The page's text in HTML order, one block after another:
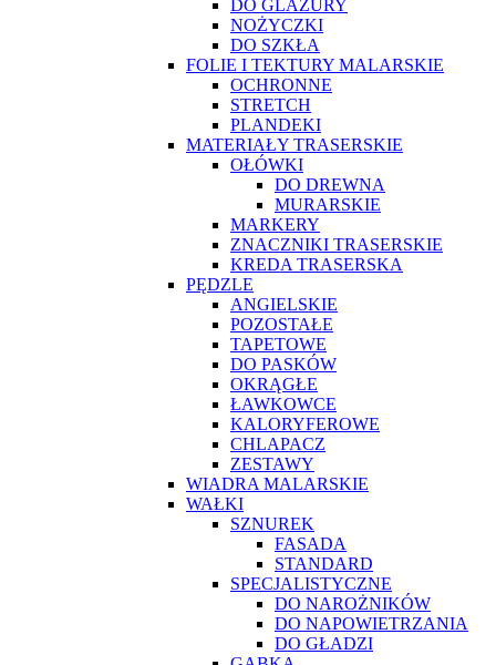
DO GLAZURY
NOŻYCZKI
DO SZKŁA
FOLIE I TEKTURY MALARSKIE
OCHRONNE
STRETCH
PLANDEKI
MATERIAŁY TRASERSKIE
OŁÓWKI
DO DREWNA
MURARSKIE
MARKERY
ZNACZNIKI TRASERSKIE
KREDA TRASERSKA
PĘDZLE
ANGIELSKIE
POZOSTAŁE
TAPETOWE
DO PASKÓW
OKRĄGŁE
ŁAWKOWCE
KALORYFEROWE
CHLAPACZ
ZESTAWY
WIADRA MALARSKIE
WAŁKI
SZNUREK
FASADA
STANDARD
SPECJALISTYCZNE
DO NAROŻNIKÓW
DO NAPOWIETRZANIA
DO GŁADZI